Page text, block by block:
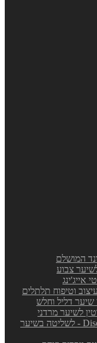
Discipline Oléo-Relax - לשליטה בשיער